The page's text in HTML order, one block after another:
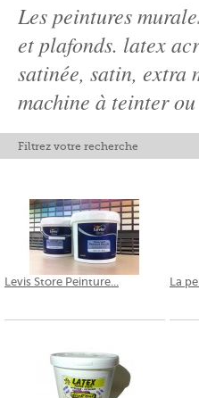
Les peintures
et plafonds. latex
satinée, satin, extra
machine à teinter
Filtrez votre recherche
Levis Store Peinture... La